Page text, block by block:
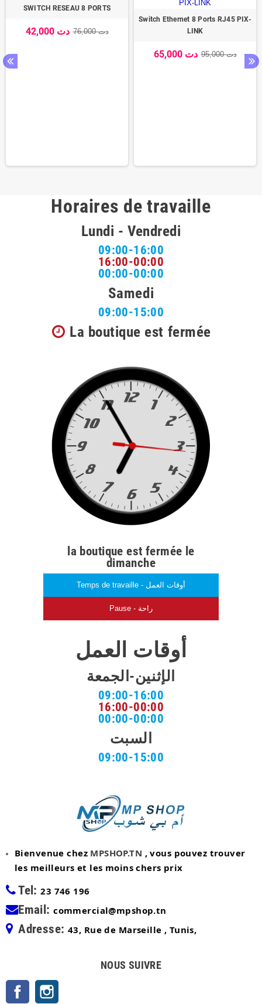
SWITCH RESEAU 8 PORTS
42,000 دت 76,000 دت
Switch Ethernet 8 Ports RJ45 PIX-
LINK
65,000 دت 95,000 دت
Horaires de travaille
Lundi - Vendredi
09:00-16:00
16:00-00:00
00:00-00:00
Samedi
09:00-15:00
La boutique est fermée
la boutique est fermée le
dimanche
Temps de travaille - أوقات العمل
Pause - راحة
أوقات العمل
الإثنين-الجمعة
09:00-16:00
16:00-00:00
00:00-00:00
السبت
09:00-15:00
Bienvenue chez MPSHOP.TN , vous pouvez trouver
les meilleurs et les moins chers prix
Tel:23 746 196
Email:commercial@mpshop.tn
Adresse:43, Rue de Marseille , Tunis,
NOUS SUIVRE
Facebook